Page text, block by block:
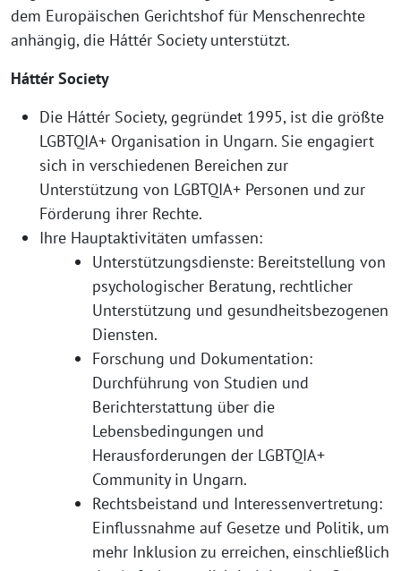
dem Europäischen Gerichtshof für Menschenrechte
anhängig, die Háttér Society unterstützt.
Háttér Society
Die Háttér Society, gegründet 1995, ist die größte
LGBTQIA+ Organisation in Ungarn. Sie engagiert
sich in verschiedenen Bereichen zur
Unterstützung von LGBTQIA+ Personen und zur
Förderung ihrer Rechte.
Ihre Hauptaktivitäten umfassen:
Unterstützungsdienste: Bereitstellung von
psychologischer Beratung, rechtlicher
Unterstützung und gesundheitsbezogenen
Diensten.
Forschung und Dokumentation:
Durchführung von Studien und
Berichterstattung über die
Lebensbedingungen und
Herausforderungen der LGBTQIA+
Community in Ungarn.
Rechtsbeistand und Interessenvertretung:
Einflussnahme auf Gesetze und Politik, um
mehr Inklusion zu erreichen, einschließlich